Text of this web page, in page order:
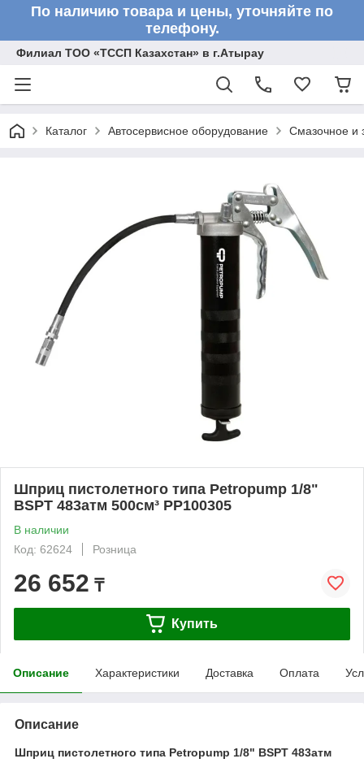
По наличию товара и цены, уточняйте по
телефону.
Филиал ТОО «ТССП Казахстан» в г.Атырау
Каталог Автосервисное оборудование Смазочное и
Шприц пистолетного типа Petropump 1/8"
BSPT 483атм 500см³ PP100305
В наличии
Код: 62624
Розница
26 652 ₸
Купить
Описание Характеристики Доставка Оплата
Описание
Шприц пистолетного типа Petropump 1/8" BSPT 483атм